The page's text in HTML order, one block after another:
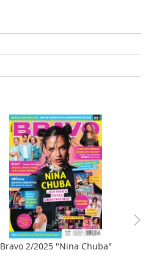
Bravo 2/2025 "Nina Chuba"